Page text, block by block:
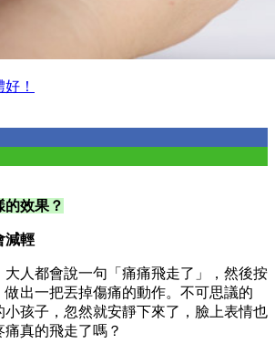
！
效果？
減輕
大人都會說一句「痛痛飛走了」，然後按
出一把丟掉傷痛的動作。不可思議的
小孩子，忽然就安靜下來了，臉上表情也
真的飛走了嗎？